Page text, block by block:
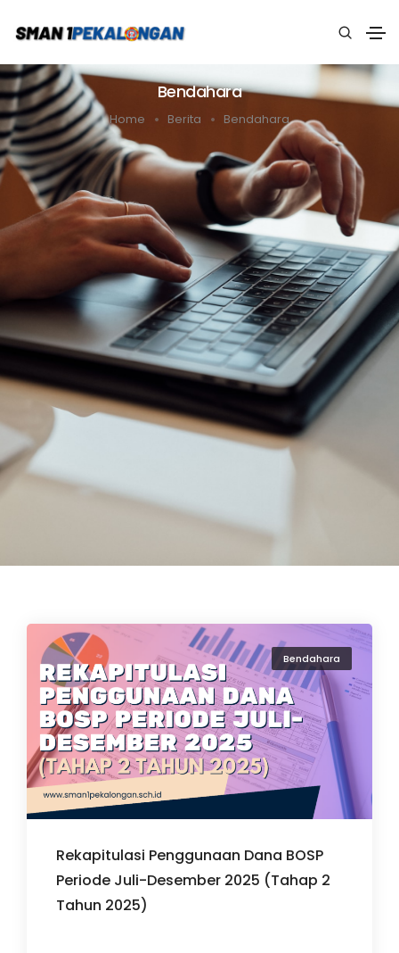
Bendahara
Home Berita Bendahara
Bendahara
Rekapitulasi Penggunaan Dana BOSP
Periode Juli-Desember 2025 (Tahap 2
Tahun 2025)